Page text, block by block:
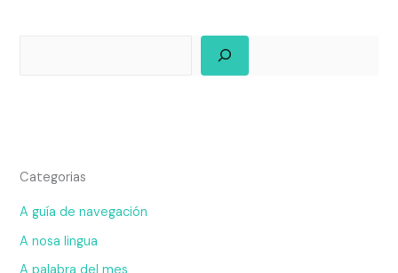
Categorias
A guía de navegación
A nosa lingua